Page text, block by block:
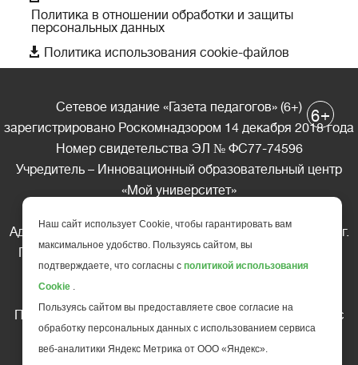
Политика в отношении обработки и защиты
персональных данных
 Политика использования cookie-файлов
Сетевое издание «Газета педагогов» (6+)
зарегистрировано Роскомнадзором 14 декабря 2018 года
Номер свидетельства ЭЛ № ФС77-74596
Учредитель – Инновационный образовательный центр
«Мой университет»
Адрес редакции: 185035 Россия, Республика Карелия, г.
Петрозаводск, ул. Фридриха Энгельса д.10, офис 211
Телефон редакции: +7 (499) 685-10-45
Перепечатка материалов газеты допускается только c
письменного разрешения редакции
Ссылка на «Газету педагогов» обязательна.
6+
Наш сайт использует Cookie, чтобы гарантировать вам
максимальное удобство. Пользуясь сайтом, вы
подтверждаете, что согласны с политикой использования
Cookie .
Пользуясь сайтом вы предоставляете свое согласие на
обработку персональных данных с использованием сервиса
веб-аналитики Яндекс Метрика от ООО «Яндекс».